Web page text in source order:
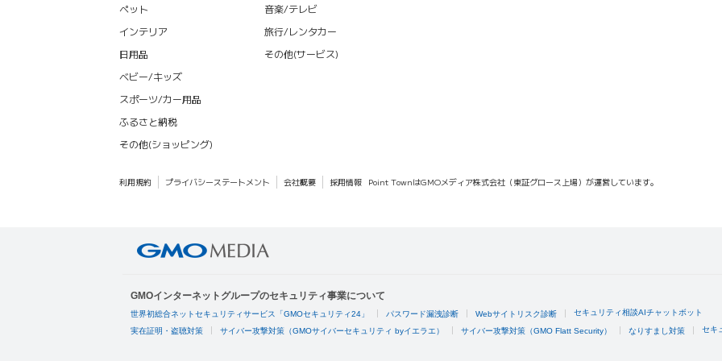
ペット
インテリア
日用品
ベビー/キッズ
スポーツ/カー用品
ふるさと納税
その他(ショッピング)
音楽/テレビ
旅行/レンタカー
その他(サービス)
利用規約 プライバシーステートメント 会社概要 採用情報 Point TownはGMOメディア株式会社（東証グロース上場）が運営しています。
GMOインターネットグループのセキュリティ事業について
世界初総合ネットセキュリティサービス「GMOセキュリティ24」 パスワード漏洩診断 Webサイトリスク診断 セキュリティ相談AIチャットボット
実在証明・盗聴対策 サイバー攻撃対策（GMOサイバーセキュリティ byイエラエ） サイバー攻撃対策（GMO Flatt Security） なりすまし対策 セキ